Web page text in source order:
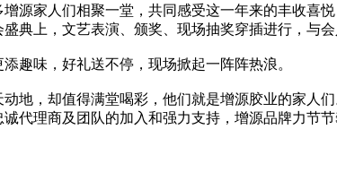
源家人们相聚一堂，共同感受这一年来的丰收喜
典上，文艺表演、颁奖、现场抽奖穿插进行，与会
趣味，好礼送不停，现场掀起一阵阵热浪。
地，却值得满堂喝彩，他们就是增源胶业的家人
代理商及团队的加入和强力支持，增源品牌力节